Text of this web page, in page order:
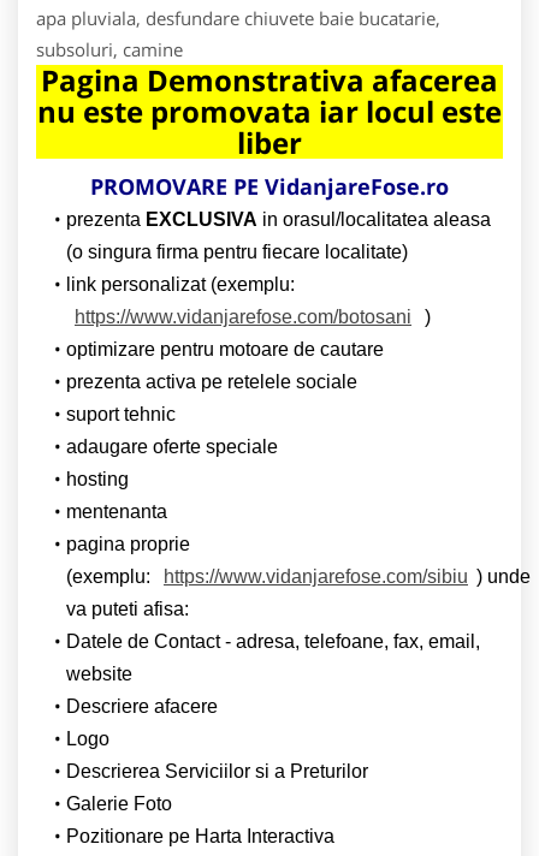
apa pluviala, desfundare chiuvete baie bucatarie,
subsoluri, camine
Pagina Demonstrativa afacerea
nu este promovata iar locul este
liber
PROMOVARE PE VidanjareFose.ro
prezenta EXCLUSIVA in orasul/localitatea aleasa
(o singura firma pentru fiecare localitate)
link personalizat (exemplu:
https://www.vidanjarefose.com/botosani
)
optimizare pentru motoare de cautare
prezenta activa pe retelele sociale
suport tehnic
adaugare oferte speciale
hosting
mentenanta
pagina proprie
(exemplu:
https://www.vidanjarefose.com/sibiu ) unde
va puteti afisa:
Datele de Contact - adresa, telefoane, fax, email,
website
Descriere afacere
Logo
Descrierea Serviciilor si a Preturilor
Galerie Foto
Pozitionare pe Harta Interactiva